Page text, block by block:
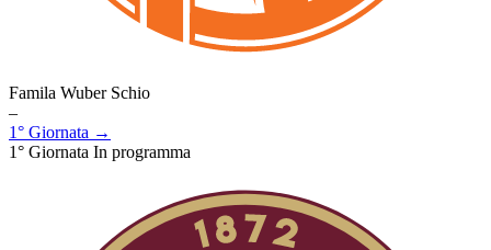
Famila Wuber Schio
–
1° Giornata →
1° Giornata In programma